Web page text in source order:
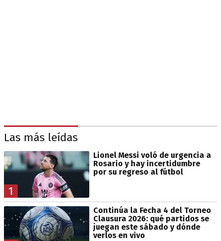
Las más leídas
1
Lionel Messi voló de urgencia a
Rosario y hay incertidumbre
por su regreso al fútbol
Continúa la Fecha 4 del Torneo
Clausura 2026: qué partidos se
juegan este sábado y dónde
verlos en vivo